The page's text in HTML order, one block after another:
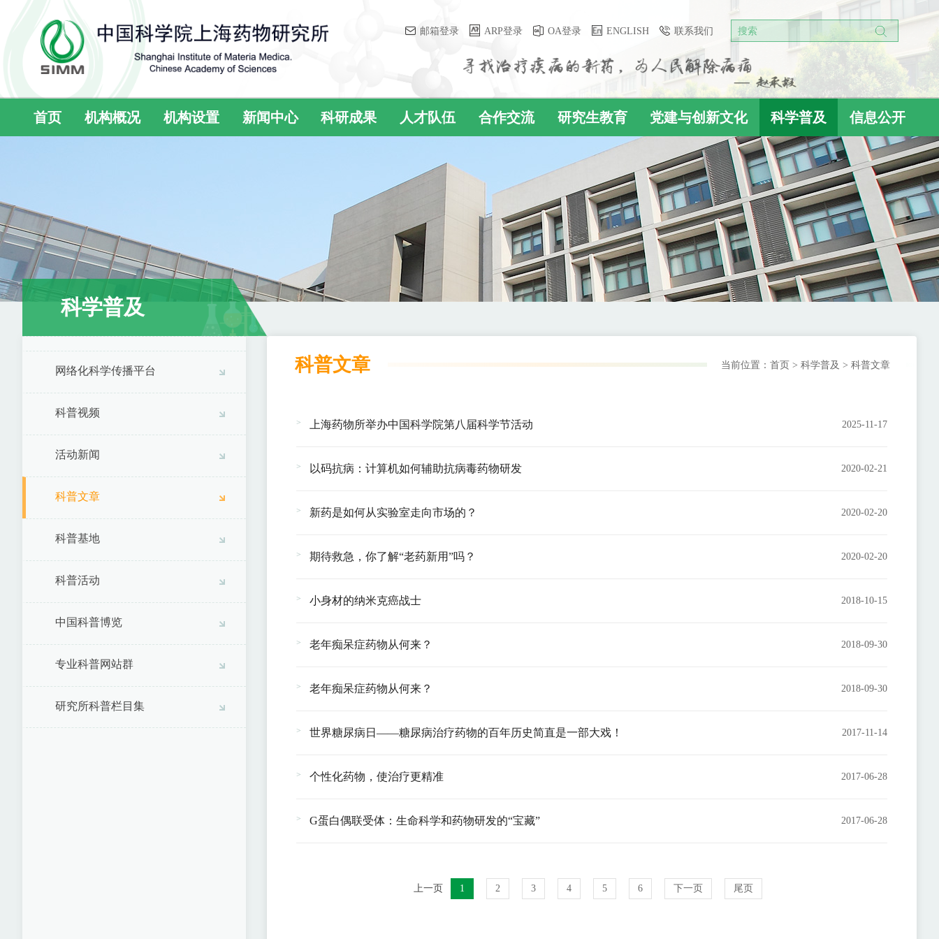
邮箱登录 ARP登录 OA登录 ENGLISH 联系我们 搜索
首页 机构概况 机构设置 新闻中心 科研成果 人才队伍 合作交流 研究生教育 党建与创新文化 科学普及 信息公开
科学普及
网络化科学传播平台
科普视频
活动新闻
科普文章
科普基地
科普活动
中国科普博览
专业科普网站群
研究所科普栏目集
科普文章 当前位置： 首页 > 科学普及 > 科普文章
上海药物所举办中国科学院第八届科学节活动 2025-11-17
以码抗病：计算机如何辅助抗病毒药物研发 2020-02-21
新药是如何从实验室走向市场的？ 2020-02-20
期待救急，你了解“老药新用”吗？ 2020-02-20
小身材的纳米克癌战士 2018-10-15
老年痴呆症药物从何来？ 2018-09-30
老年痴呆症药物从何来？ 2018-09-30
世界糖尿病日——糖尿病治疗药物的百年历史简直是一部大戏！ 2017-11-14
个性化药物，使治疗更精准 2017-06-28
G蛋白偶联受体：生命科学和药物研发的“宝藏” 2017-06-28
上一页 1 2 3 4 5 6 下一页 尾页